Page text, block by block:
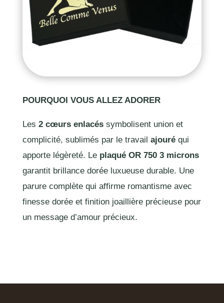
POURQUOI VOUS ALLEZ ADORER
Les 2 cœurs enlacéssymbolisent union et
complicité, sublimés par le travail ajouréqui
apporte légèreté. Le plaqué OR 750 3 microns
garantit brillance dorée luxueuse durable. Une
parure complète qui affirme romantisme avec
finesse dorée et finition joaillière précieuse pour
un message d’amour précieux.